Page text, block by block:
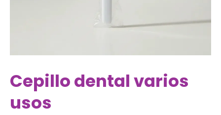
Cepillo dental varios
usos